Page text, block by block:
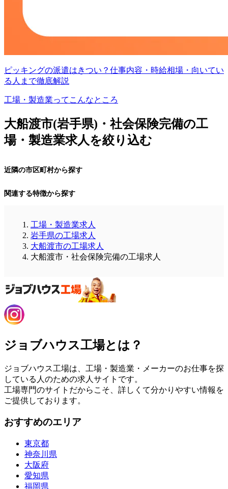
ピッキングの派遣はきつい？仕事内容・時給相場・向いてい
る人まで徹底解説
工場・製造業ってこんなところ
大船渡市(岩手県)・社会保険完備の工
場・製造業求人を絞り込む
近隣の市区町村から探す
関連する特徴から探す
工場・製造業求人
岩手県の工場求人
大船渡市の工場求人
大船渡市・社会保険完備の工場求人
ジョブハウス工場とは？
ジョブハウス工場は、工場・製造業・メーカーのお仕事を探
している人のための求人サイトです。
工場専門のサイトだからこそ、詳しくて分かりやすい情報を
ご提供しております。
おすすめのエリア
東京都
神奈川県
大阪府
愛知県
福岡県